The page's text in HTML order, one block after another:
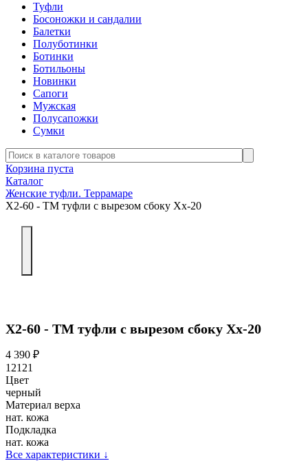
Туфли
Босоножки и сандалии
Балетки
Полуботинки
Ботинки
Ботильоны
Новинки
Сапоги
Мужская
Полусапожки
Сумки
Корзина пуста
Каталог
Женские туфли. Террамаре
Х2-60 - ТМ туфли с вырезом сбоку Хх-20
Х2-60 - ТМ туфли с вырезом сбоку Хх-20
4 390 ₽
12121
Цвет
черный
Материал верха
нат. кожа
Подкладка
нат. кожа
Все характеристики ↓